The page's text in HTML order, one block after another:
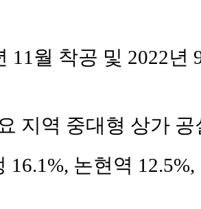
11월 착공 및 2022년
지역 중대형 상가
16.1%, 논현역